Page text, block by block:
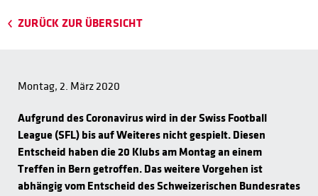
ZURÜCK ZUR ÜBERSICHT
Montag, 2. März 2020
Aufgrund des Coronavirus wird in der Swiss Football
League (SFL) bis auf Weiteres nicht gespielt. Diesen
Entscheid haben die 20 Klubs am Montag an einem
Treffen in Bern getroffen. Das weitere Vorgehen ist
abhängig vom Entscheid des Schweizerischen Bundesrates